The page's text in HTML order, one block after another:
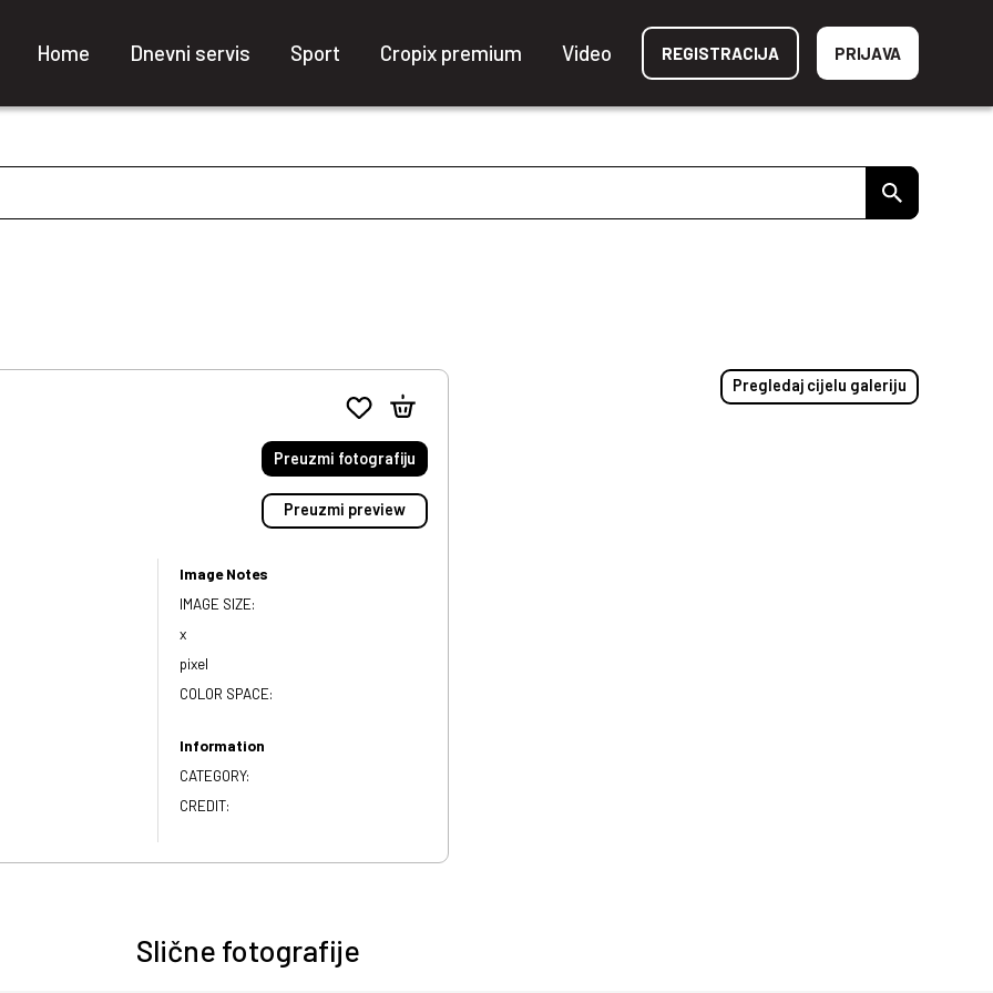
Home Dnevni servis Sport Cropix premium Video REGISTRACIJA PRIJAVA
Preuzmi fotografiju
Preuzmi preview
Image Notes
IMAGE SIZE:
x
pixel
COLOR SPACE:
Information
CATEGORY:
CREDIT:
Pregledaj cijelu galeriju
Slične fotografije